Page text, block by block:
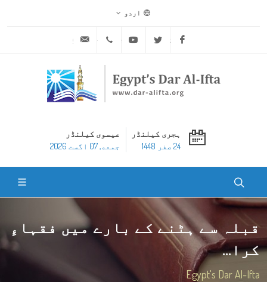
اردو
Facebook
Twitter
Youtube
ہجری کیلنڈر
24 صفر 1448
عیسوی کیلنڈر
جمعه, 07 اگست 2026
قبلہ سے ہٹنے کے بارے میں فقہاءِ
کرا...
Egypt's Dar Al-Ifta